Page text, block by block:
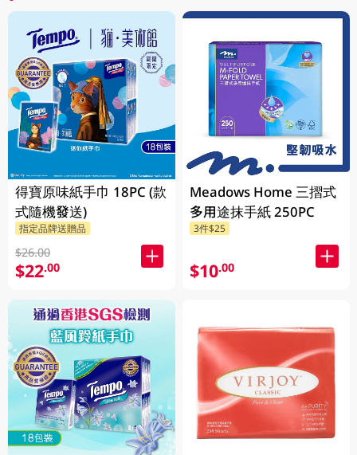
得寶原味紙手巾 18PC (款
式隨機發送)
指定品牌送贈品
$26.00
$22.00
Meadows Home 三摺式
多用途抹手紙 250PC
3件$25
$10.00